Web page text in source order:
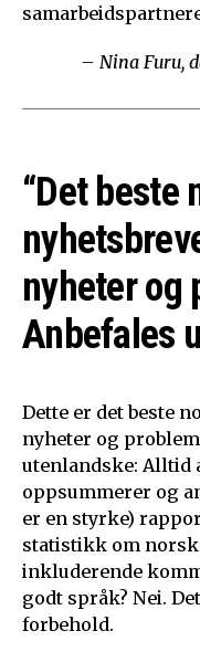
– Nina Furu,
“Det beste
nyheter og
Anbefales
Dette er det beste
nyheter og
utenlandske: Alltid
oppsummerer og
er en styrke)
statistikk om
inkluderende
godt språk? Nei.
forbehold.